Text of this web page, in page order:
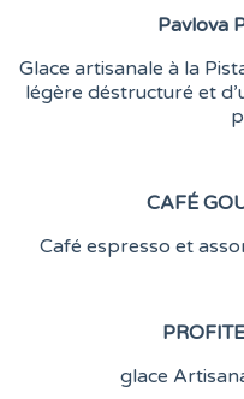
Pavlova
Glace artisanale à la
légère déstructuré et
CAFÉ
Café espresso et
glace